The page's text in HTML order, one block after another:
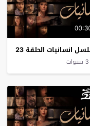
انسانيات الحلقة 23